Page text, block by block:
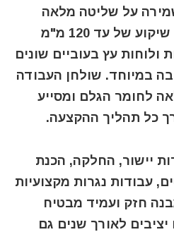
על שליטה מלאה
בתהליך העבודה. עומק שיקוע של עד 120 מ"מ
עץ בעוביים שונים
במיוחד. שולחן העבודה
לחומר הגלם ומסייע
כל תהליך ההקצעה.
יישור, החלקה, הכנת
עבודות נגרות מקצועיות
חזק ועמיד מבטיח
יציבים לאורך שנים גם